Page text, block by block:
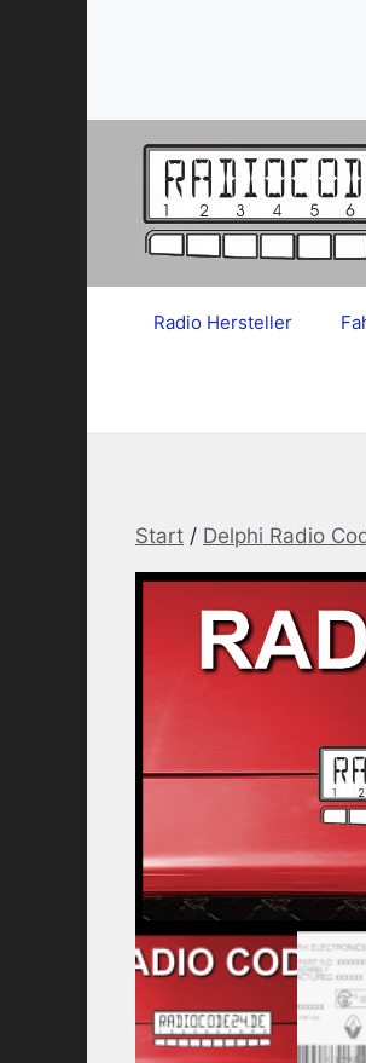
Radio Hersteller
Start / Delphi Radio